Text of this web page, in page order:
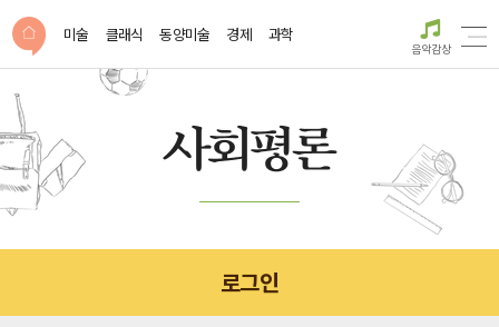
미술 클래식 동양미술 경제 과학
음악감상
로그인